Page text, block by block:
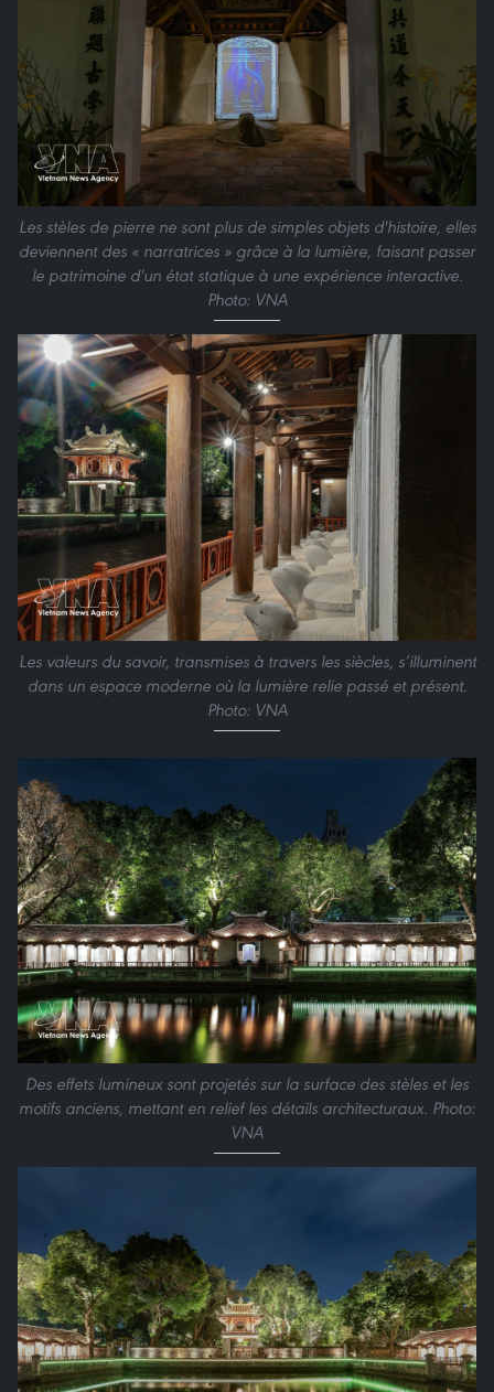
Les stèles de pierre ne sont plus de simples objets d'histoire, elles
deviennent des « narratrices » grâce à la lumière, faisant passer
le patrimoine d'un état statique à une expérience interactive.
Photo: VNA
Les valeurs du savoir, transmises à travers les siècles, s’illuminent
dans un espace moderne où la lumière relie passé et présent.
Photo: VNA
Des effets lumineux sont projetés sur la surface des stèles et les
motifs anciens, mettant en relief les détails architecturaux. Photo:
VNA